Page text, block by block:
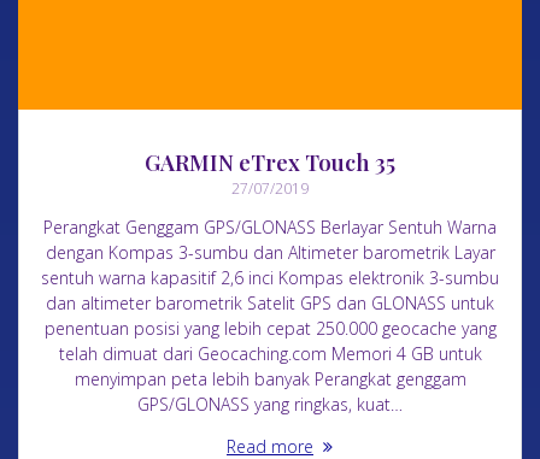
GARMIN eTrex Touch 35
27/07/2019
Perangkat Genggam GPS/GLONASS Berlayar Sentuh Warna
dengan Kompas 3-sumbu dan Altimeter barometrik Layar
sentuh warna kapasitif 2,6 inci Kompas elektronik 3-sumbu
dan altimeter barometrik Satelit GPS dan GLONASS untuk
penentuan posisi yang lebih cepat 250.000 geocache yang
telah dimuat dari Geocaching.com Memori 4 GB untuk
menyimpan peta lebih banyak Perangkat genggam
GPS/GLONASS yang ringkas, kuat…
Read more